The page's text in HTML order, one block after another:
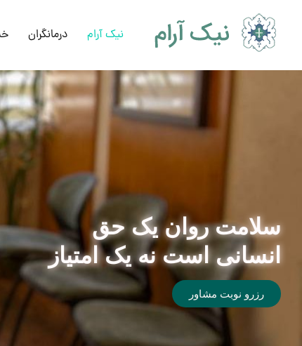
نیک آرام درمانگران
سلامت روان یک حق
انسانی است نه یک امتیاز
رزرو نوبت مشاور